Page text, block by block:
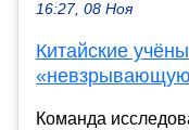
16:27, 08 Ноя
Китайские
Команда